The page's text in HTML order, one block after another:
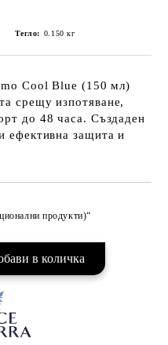
Тегло: 0.150 кг
Cool Blue (150 мл)
срещу изпотяване,
до 48 часа. Създаден
ефективна защита и
продукти)“